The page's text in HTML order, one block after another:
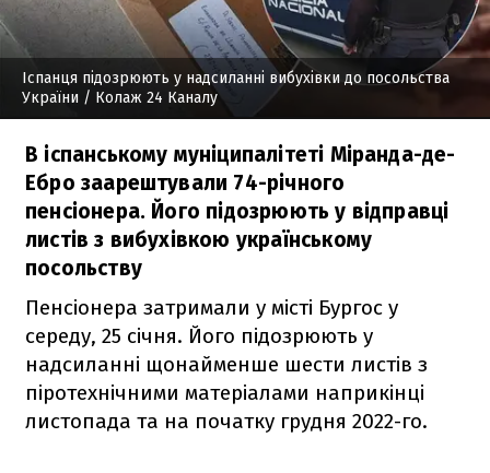
Іспанця підозрюють у надсиланні вибухівки до посольства
України / Колаж 24 Каналу
В іспанському муніципалітеті Міранда-де-
Ебро заарештували 74-річного
пенсіонера. Його підозрюють у відправці
листів з вибухівкою українському
посольству
Пенсіонера затримали у місті Бургос у
середу, 25 січня. Його підозрюють у
надсиланні щонайменше шести листів з
піротехнічними матеріалами наприкінці
листопада та на початку грудня 2022-го.